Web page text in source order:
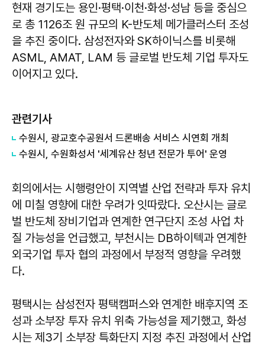
현재 경기도는 용인·평택·이천·화성·성남 등을 중심으
로 총 1126조 원 규모의 K-반도체 메가클러스터 조성
을 추진 중이다. 삼성전자와 SK하이닉스를 비롯해
ASML, AMAT, LAM 등 글로벌 반도체 기업 투자도
이어지고 있다.
관련기사
수원시, 광교호수공원서 드론배송 서비스 시연회 개최
수원시, 수원화성서 '세계유산 청년 전문가 투어' 운영
회의에서는 시행령안이 지역별 산업 전략과 투자 유치
에 미칠 영향에 대한 우려가 잇따랐다. 오산시는 글로
벌 반도체 장비기업과 연계한 연구단지 조성 사업 차
질 가능성을 언급했고, 부천시는 DB하이텍과 연계한
외국기업 투자 협의 과정에서 부정적 영향을 우려했
다.
평택시는 삼성전자 평택캠퍼스와 연계한 배후지역 조
성과 소부장 투자 유치 위축 가능성을 제기했고, 화성
시는 제3기 소부장 특화단지 지정 추진 과정에서 산업